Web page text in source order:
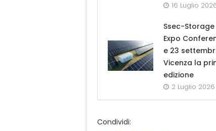
16 Luglio
Ssec-Storage
Expo
e 23
Vicenza la
edizione
2 Luglio 2026
Condividi: